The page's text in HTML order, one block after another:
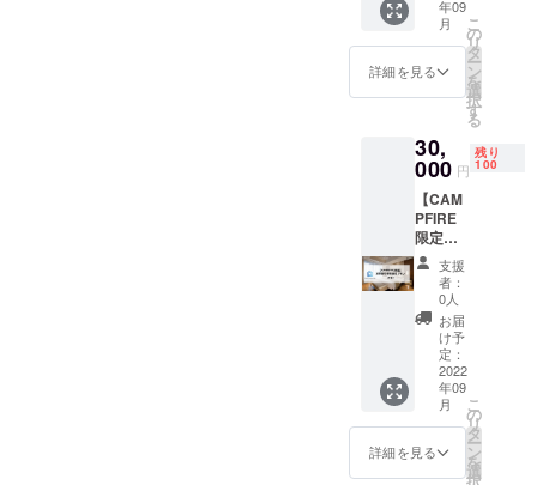
SA ●浅
草橋ベ
ルモン
トホテ
●イビス
スタイ
ルズ大
阪難波
●那覇
ビーチ
サイド
ホテル
※1支援
につ
き、原
則1名様
が対象
となり
ます。
によっ
ては2名
数：5
利用可
能なお
部屋の
能なエ
リア：
東京・
大阪・
沖縄 ご
利用可
能期
間：
2023年
7月31日
まで
【宿泊
可能な
施設】
●HOTE
L
LITTLE
該当の
お部屋
の中か
らお好
きなお
部屋に4
してい
ただけ
ます。
※連泊・
1泊ずつ
分けて
のご利
用いず
れも可
能で
す。 利
用可能
ホテル
数：5
利用可
能なお
部屋の
年09
月
詳細を見る
こ
の
リ
タ
ー
ン
を
選
択
す
る
30,
000 円
残り
100
【CAM
PFIRE
限定】
初月割
引特別
延長プ
ラン（1
年） 通
常初月
のみ適
用の約
20％割
引（月3
泊・5
泊・10
支援
者：
0人
お届
け予
定：
2022
年09
月
詳細を見る
こ
の
リ
タ
ー
ン
を
選